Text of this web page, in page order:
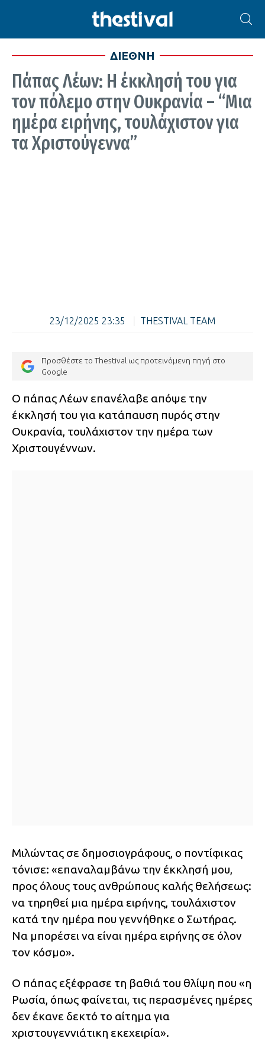
ΔΙΕΘΝΗ
Πάπας Λέων: H έκκλησή του για
τον πόλεμο στην Ουκρανία – “Μια
ημέρα ειρήνης, τουλάχιστον για
τα Χριστούγεννα”
23/12/2025 23:35 THESTIVAL TEAM
Προσθέστε το Thestival ως προτεινόμενη πηγή στο
Google
Ο πάπας Λέων επανέλαβε απόψε την
έκκλησή του για κατάπαυση πυρός στην
Ουκρανία, τουλάχιστον την ημέρα των
Χριστουγέννων.
Μιλώντας σε δημοσιογράφους, ο ποντίφικας
τόνισε: «επαναλαμβάνω την έκκλησή μου,
προς όλους τους ανθρώπους καλής θελήσεως:
να τηρηθεί μια ημέρα ειρήνης, τουλάχιστον
κατά την ημέρα που γεννήθηκε ο Σωτήρας.
Να μπορέσει να είναι ημέρα ειρήνης σε όλον
τον κόσμο».
Ο πάπας εξέφρασε τη βαθιά του θλίψη που «η
Ρωσία, όπως φαίνεται, τις περασμένες ημέρες
δεν έκανε δεκτό το αίτημα για
χριστουγεννιάτικη εκεχειρία».